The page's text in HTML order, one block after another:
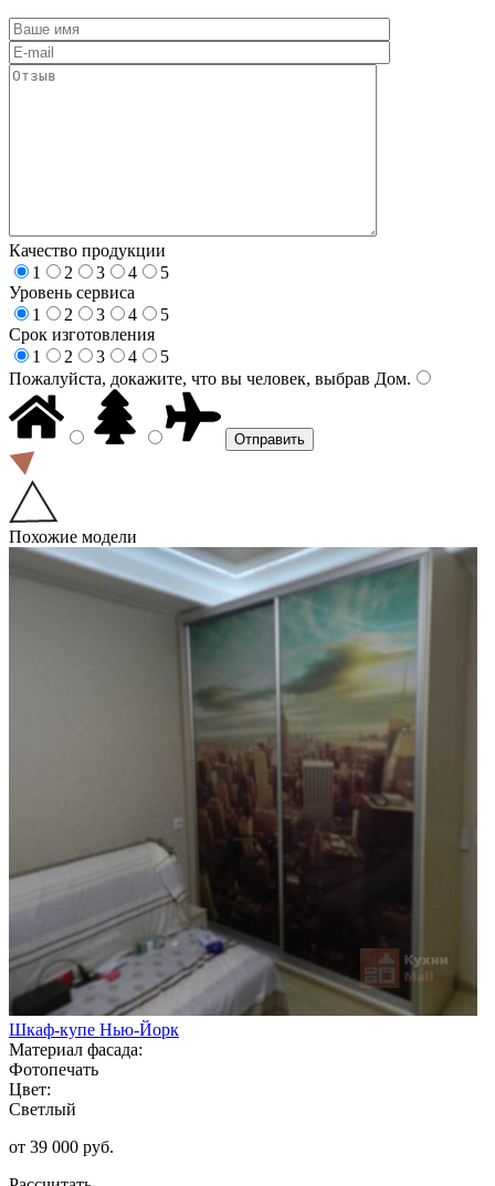
Качество продукции
1
2 3 4
5
Уровень сервиса
1
2 3 4
5
Срок изготовления
1
2 3 4
5
Пожалуйста, докажите, что вы человек, выбрав Дом.
Похожие модели
Шкаф-купе Нью-Йорк
Материал фасада:
Фотопечать
Цвет:
Светлый
от 39 000 руб.